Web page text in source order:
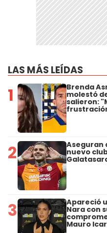
LAS MÁS LEÍDAS
1 Brenda
molestó
salieron:
2 Aseguran
nuevo
3 Apareció
Nara con
Mauro